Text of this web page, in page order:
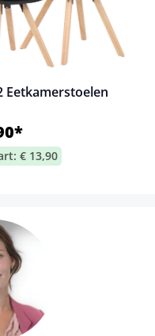
Eetkamerstoelen
€ 13,90